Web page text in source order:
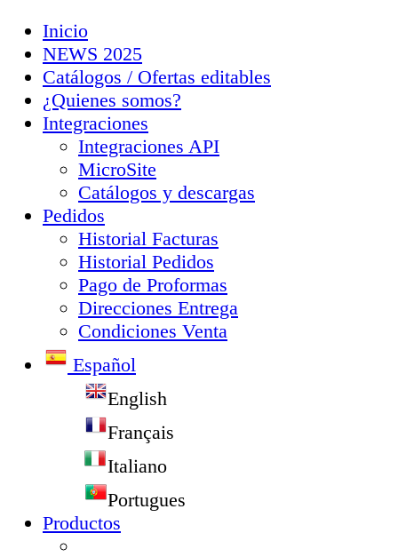
Inicio
NEWS 2025
Catálogos / Ofertas editables
¿Quienes somos?
Integraciones
Integraciones API
MicroSite
Catálogos y descargas
Pedidos
Historial Facturas
Historial Pedidos
Pago de Proformas
Direcciones Entrega
Condiciones Venta
Español
English
Français
Italiano
Portugues
Productos